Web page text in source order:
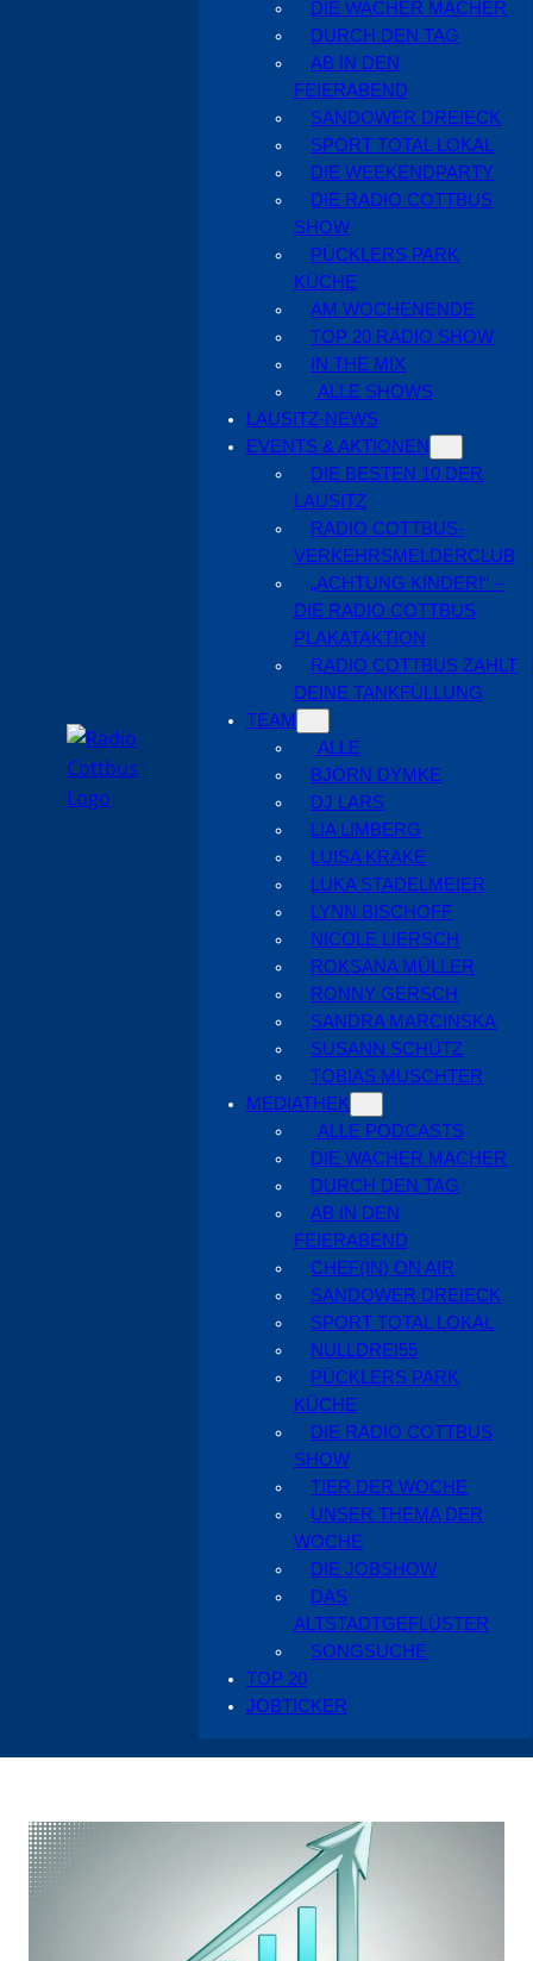
DIE WACHER MACHER
DURCH DEN TAG
AB IN DEN
FEIERABEND
SANDOWER DREIECK
SPORT TOTAL LOKAL
DIE WEEKENDPARTY
DIE RADIO COTTBUS
SHOW
PÜCKLERS PARK
KÜCHE
AM WOCHENENDE
TOP 20 RADIO SHOW
IN THE MIX
ALLE SHOWS
LAUSITZ-NEWS
EVENTS & AKTIONEN
DIE BESTEN 10 DER
LAUSITZ
RADIO COTTBUS-
VERKEHRSMELDERCLUB
„ACHTUNG KINDER!“ –
DIE RADIO COTTBUS
PLAKATAKTION
RADIO COTTBUS ZAHLT
DEINE TANKFÜLLUNG
TEAM
ALLE
BJÖRN DYMKE
DJ LARS
LIA LIMBERG
LUISA KRAKE
LUKA STADELMEIER
LYNN BISCHOFF
NICOLE LIERSCH
ROKSANA MÜLLER
RONNY GERSCH
SANDRA MARCINSKA
SUSANN SCHÜTZ
TOBIAS MUSCHTER
MEDIATHEK
ALLE PODCASTS
DIE WACHER MACHER
DURCH DEN TAG
AB IN DEN
FEIERABEND
CHEF(IN) ON AIR
SANDOWER DREIECK
SPORT TOTAL LOKAL
NULLDREI55
PÜCKLERS PARK
KÜCHE
DIE RADIO COTTBUS
SHOW
TIER DER WOCHE
UNSER THEMA DER
WOCHE
DIE JOBSHOW
DAS
ALTSTADTGEFLÜSTER
SONGSUCHE
TOP 20
JOBTICKER